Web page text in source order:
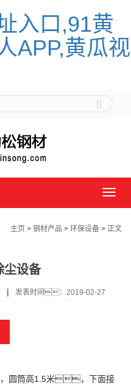
入口,91黄
APP,黄瓜视
导
单
主页 > 钢材产品 > 环保设备 > 正文
尘设备
| 发表时间：2019-02-27
圆筒高1.5米，下面接